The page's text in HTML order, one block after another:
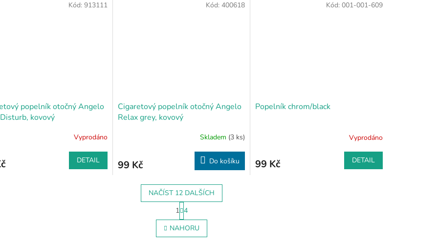
popelník otočný Angelo
kovový
Vyprodáno
DETAIL
Kód: 913111
Cigaretový popelník otočný Angelo
Relax grey, kovový
Skladem (3 ks)
99 Kč Do košíku
Kód: 400618
Popelník chrom/black
Vyprodáno
99 Kč DETAIL
Kód: 001-001-609
O
v
NAČÍST 12 DALŠÍCH
S
t
r
á
n
1 4
NAHORU